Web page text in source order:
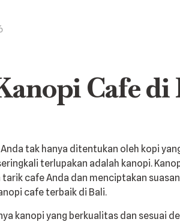
Cafe
tak hanya ditentukan oleh kopi
terlupakan adalah kanopi.
cafe Anda dan menciptakan
cafe terbaik di Bali.
kanopi yang berkualitas dan sesuai